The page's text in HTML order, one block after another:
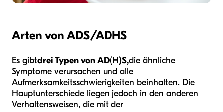
Arten von ADS/ADHS
Es gibtdrei Typen von AD(H)S,die ähnliche
Symptome verursachen und alle
Aufmerksamkeitsschwierigkeiten beinhalten. Die
Hauptunterschiede liegen jedoch in den anderen
Verhaltensweisen, die mit der